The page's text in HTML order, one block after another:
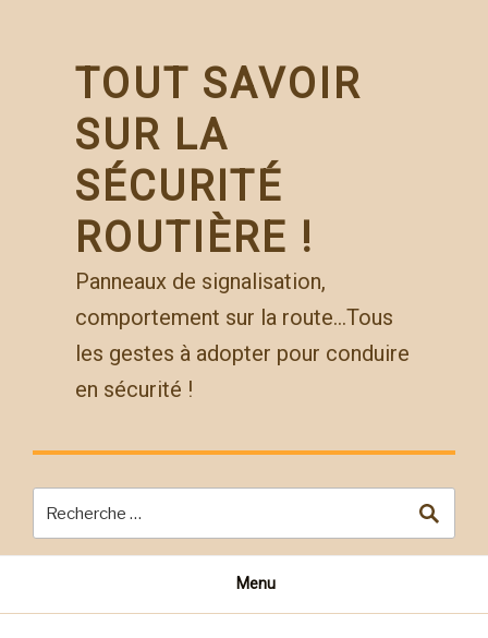
TOUT SAVOIR
SUR LA
SÉCURITÉ
ROUTIÈRE !
Panneaux de signalisation,
comportement sur la route…Tous
les gestes à adopter pour conduire
en sécurité !
Menu